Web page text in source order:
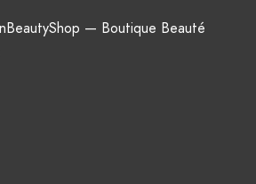
— Boutique Beauté